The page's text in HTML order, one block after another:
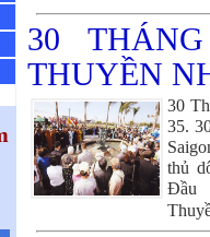
30
THUYỀN
30
35.
thủ
Đầu